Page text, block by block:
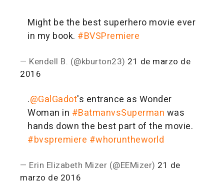
Might be the best superhero movie ever
in my book. #BVSPremiere
— Kendell B. (@kburton23) 21 de marzo de
2016
.@GalGadot's entrance as Wonder
Woman in #BatmanvsSuperman was
hands down the best part of the movie.
#bvspremiere #whoruntheworld
— Erin Elizabeth Mizer (@EEMizer) 21 de
marzo de 2016